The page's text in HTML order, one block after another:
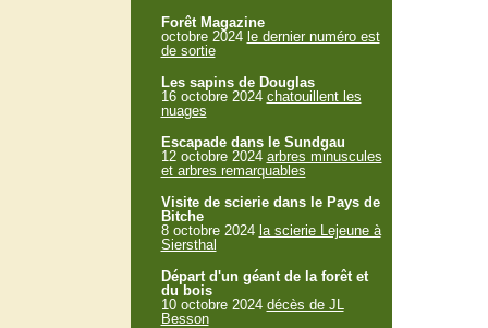
Forêt Magazine
octobre 2024 le dernier numéro est
de sortie
Les sapins de Douglas
16 octobre 2024 chatouillent les
nuages
Escapade dans le Sundgau
12 octobre 2024 arbres minuscules
et arbres remarquables
Visite de scierie dans le Pays de
Bitche
8 octobre 2024 la scierie Lejeune à
Siersthal
Départ d'un géant de la forêt et
du bois
10 octobre 2024 décès de JL
Besson